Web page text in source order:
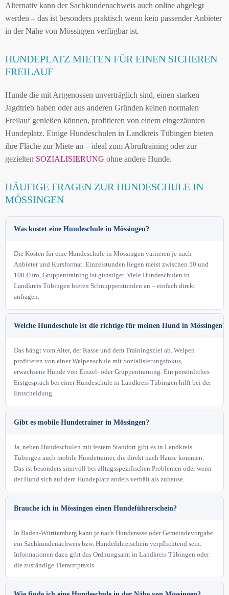
Alternativ kann der Sachkundenachweis auch online abgelegt
werden – das ist besonders praktisch wenn kein passender Anbieter
in der Nähe von Mössingen verfügbar ist.
HUNDEPLATZ MIETEN FÜR EINEN SICHEREN
FREILAUF
Hunde die mit Artgenossen unverträglich sind, einen starken
Jagdtrieb haben oder aus anderen Gründen keinen normalen
Freilauf genießen können, profitieren von einem eingezäunten
Hundeplatz. Einige Hundeschulen in Landkreis Tübingen bieten
ihre Fläche zur Miete an – ideal zum Abruftraining oder zur
gezielten SOZIALISIERUNG ohne andere Hunde.
HÄUFIGE FRAGEN ZUR HUNDESCHULE IN
MÖSSINGEN
Was kostet eine Hundeschule in Mössingen?
Die Kosten für eine Hundeschule in Mössingen variieren je nach
Anbieter und Kursformat. Einzelstunden liegen meist zwischen 50 und
100 Euro, Gruppentraining ist günstiger. Viele Hundeschulen in
Landkreis Tübingen bieten Schnupperstunden an – einfach direkt
anfragen.
Welche Hundeschule ist die richtige für meinen Hund in Mössingen?
Das hängt vom Alter, der Rasse und dem Trainingsziel ab. Welpen
profitieren von einer Welpenschule mit Sozialisierungsfokus,
erwachsene Hunde von Einzel- oder Gruppentraining. Ein persönliches
Erstgespräch bei einer Hundeschule in Landkreis Tübingen hilft bei der
Entscheidung.
Gibt es mobile Hundetrainer in Mössingen?
Ja, neben Hundeschulen mit festem Standort gibt es in Landkreis
Tübingen auch mobile Hundetrainer, die direkt nach Hause kommen.
Das ist besonders sinnvoll bei alltagsspezifischen Problemen oder wenn
der Hund sich auf dem Hundeplatz anders verhält als zuhause.
Brauche ich in Mössingen einen Hundeführerschein?
In Baden-Württemberg kann je nach Hunderasse oder Gemeindevorgabe
ein Sachkundenachweis bzw. Hundeführerschein verpflichtend sein.
Informationen dazu gibt das Ordnungsamt in Landkreis Tübingen oder
die zuständige Tierarztpraxis.